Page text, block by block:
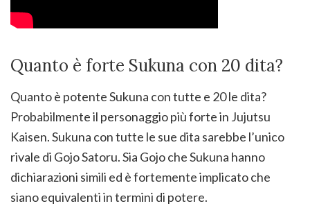
Quanto è forte Sukuna con 20 dita?
Quanto è potente Sukuna con tutte e 20 le dita?
Probabilmente il personaggio più forte in Jujutsu
Kaisen. Sukuna con tutte le sue dita sarebbe l’unico
rivale di Gojo Satoru. Sia Gojo che Sukuna hanno
dichiarazioni simili ed è fortemente implicato che
siano equivalenti in termini di potere.